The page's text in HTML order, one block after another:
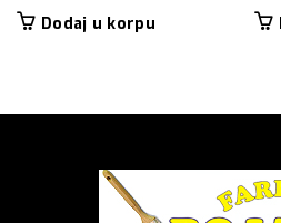
Dodaj u korpu